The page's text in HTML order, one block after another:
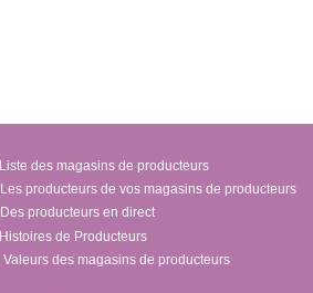
Liste des magasins de producteurs
Les producteurs de vos magasins de producteurs
Des producteurs en direct
Histoires de Producteurs
Valeurs des magasins de producteurs